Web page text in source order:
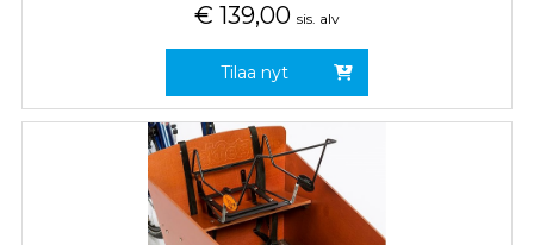
€ 139,00 sis. alv
Tilaa nyt